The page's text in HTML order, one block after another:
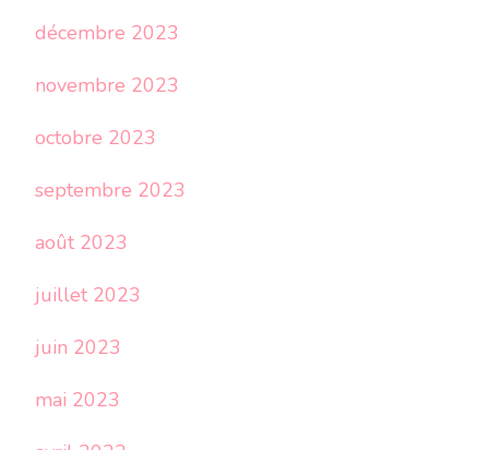
décembre 2023
novembre 2023
octobre 2023
septembre 2023
août 2023
juillet 2023
juin 2023
mai 2023